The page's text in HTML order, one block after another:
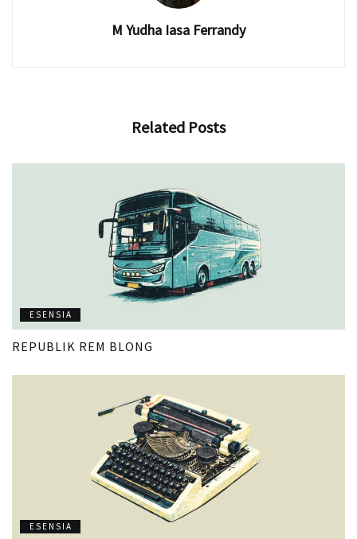
M Yudha Iasa Ferrandy
Related Posts
ESENSIA
REPUBLIK REM BLONG
ESENSIA